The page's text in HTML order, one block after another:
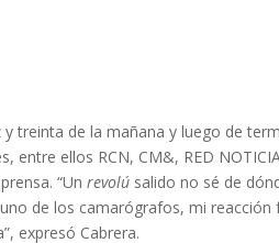
y treinta de la mañana y luego de
entre ellos RCN, CM&, RED
“Unrevolú salido no sé de
de los camarógrafos, mi
expresó Cabrera.